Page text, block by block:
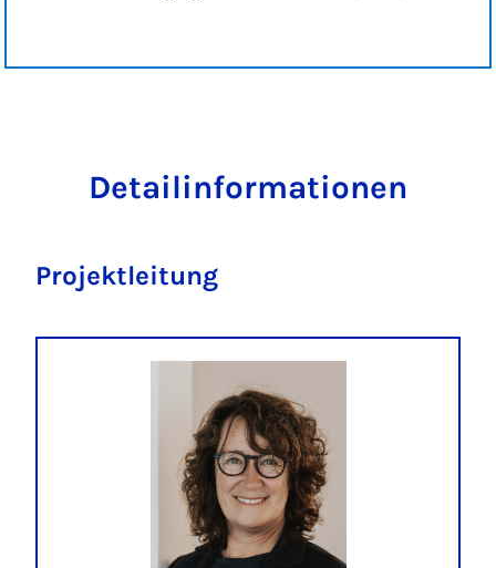
Detailinformationen
Projektleitung